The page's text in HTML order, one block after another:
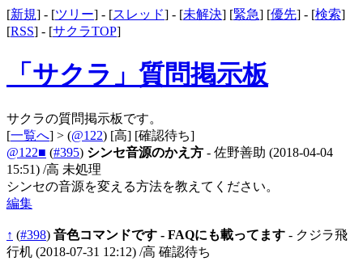
[新規] - [ツリー] - [スレッド] - [未解決] [緊急] [優先] - [検索]
[RSS] - [サクラTOP]
「サクラ」質問掲示板
サクラの質問掲示板です。
[一覧へ] > (@122) [高] [確認待ち]
@122■ (#395) シンセ音源のかえ方 - 佐野善助 (2018-04-04
15:51) /高 未処理
シンセの音源を変える方法を教えてください。
編集
↑ (#398) 音色コマンドです - FAQにも載ってます - クジラ飛
行机 (2018-07-31 12:12) /高 確認待ち